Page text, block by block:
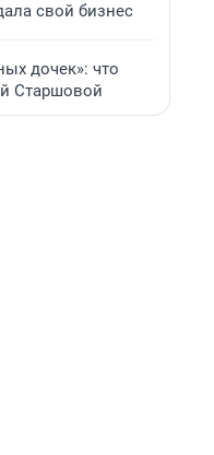
свой бизнес
дочек»: что
Старшовой